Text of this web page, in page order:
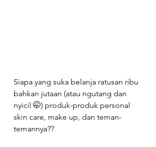
Siapa yang suka belanja ratusan ribu
bahkan jutaan (atau ngutang dan
nyicil 🤭) produk-produk personal
skin care, make up, dan teman-
temannya?? ⁠